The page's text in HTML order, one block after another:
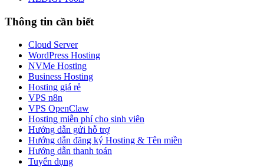
Thông tin cần biết
Cloud Server
WordPress Hosting
NVMe Hosting
Business Hosting
Hosting giá rẻ
VPS n8n
VPS OpenClaw
Hosting miễn phí cho sinh viên
Hướng dẫn gửi hỗ trợ
Hướng dẫn đăng ký Hosting & Tên miền
Hướng dẫn thanh toán
Tuyển dụng